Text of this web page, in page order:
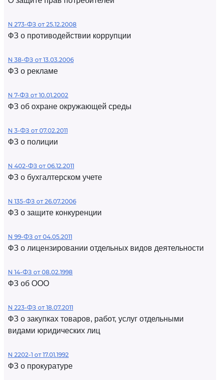
N 273-ФЗ от 25.12.2008
ФЗ о противодействии коррупции
N 38-ФЗ от 13.03.2006
ФЗ о рекламе
N 7-ФЗ от 10.01.2002
ФЗ об охране окружающей среды
N 3-ФЗ от 07.02.2011
ФЗ о полиции
N 402-ФЗ от 06.12.2011
ФЗ о бухгалтерском учете
N 135-ФЗ от 26.07.2006
ФЗ о защите конкуренции
N 99-ФЗ от 04.05.2011
ФЗ о лицензировании отдельных видов деятельности
N 14-ФЗ от 08.02.1998
ФЗ об ООО
N 223-ФЗ от 18.07.2011
ФЗ о закупках товаров, работ, услуг отдельными
видами юридических лиц
N 2202-1 от 17.01.1992
ФЗ о прокуратуре